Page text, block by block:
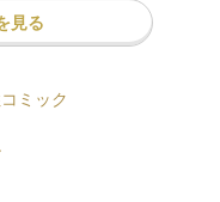
見る
ミック